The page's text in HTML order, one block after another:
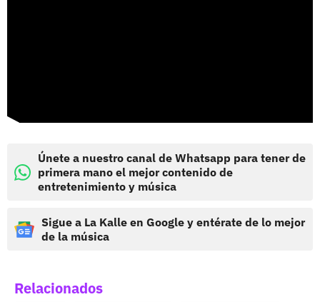
Únete a nuestro canal de Whatsapp para tener de
primera mano el mejor contenido de
entretenimiento y música
Sigue a La Kalle en Google y entérate de lo mejor
de la música
Relacionados